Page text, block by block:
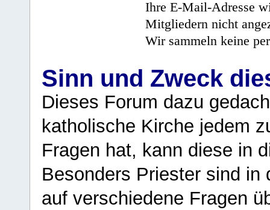
Ihre E-Mail-Adresse
Mitgliedern nicht
Wir sammeln keine
Sinn und Zweck
Dieses Forum dazu
katholische Kirche jedem
Fragen hat, kann diese in
Besonders Priester sind in
auf verschiedene Fragen